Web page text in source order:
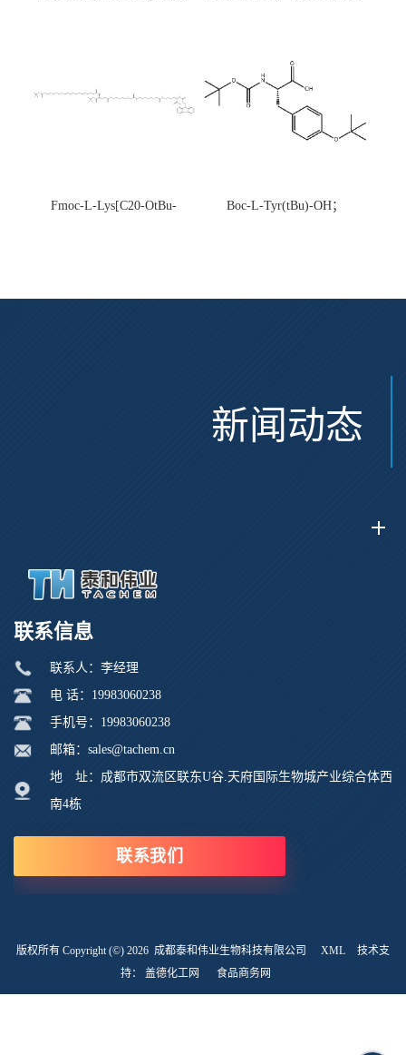
Fmoc-L-Lys[C20-OtBu-
Boc-L-Tyr(tBu)-OH；
新闻动态
联系信息
联系人：李经理
电 话：19983060238
手机号：19983060238
邮箱：sales@tachem.cn
地 址：成都市双流区联东U谷.天府国际生物城产业综合体西
南4栋
联系我们
版权所有 Copyright (©) 2026 成都泰和伟业生物科技有限公司 XML
技术支
持： 盖德化工网 食品商务网